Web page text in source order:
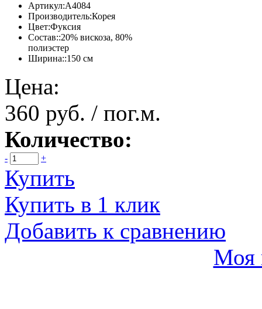
Артикул:А4084
Производитель:Корея
Цвет:Фуксия
Состав::20% вискоза, 80%
полиэстер
Ширина::150 см
Цена:
360 руб. / пог.м.
Количество:
- +
Купить
Купить в 1 клик
Добавить к сравнению
Моя